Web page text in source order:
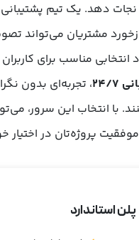
نجات دهد. یک تیم
مشتریان می‌تواند
مناسب برای
7
، تجربه‌ای بدون
با انتخاب این سرور،
پروژه‌تان در
پلن استاندارد